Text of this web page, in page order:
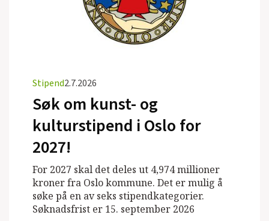
Stipend2.7.2026
Søk om kunst- og
kulturstipend i Oslo for
2027!
For 2027 skal det deles ut 4,974 millioner
kroner fra Oslo kommune. Det er mulig å
søke på en av seks stipendkategorier.
Søknadsfrist er 15. september 2026